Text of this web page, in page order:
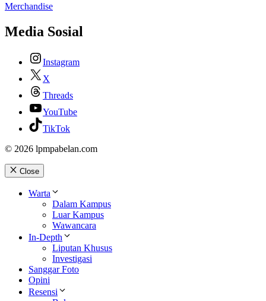
Merchandise
Media Sosial
Instagram
X
Threads
YouTube
TikTok
© 2026 lpmpabelan.com
Close
Warta
Dalam Kampus
Luar Kampus
Wawancara
In-Depth
Liputan Khusus
Investigasi
Sanggar Foto
Opini
Resensi